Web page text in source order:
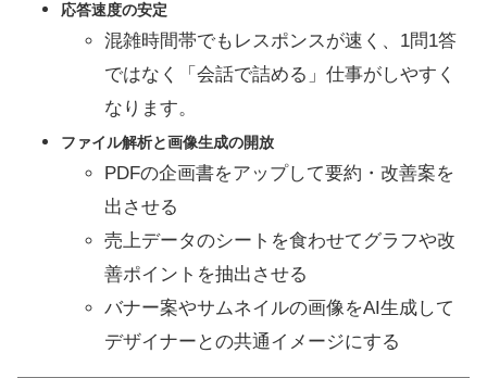
応答速度の安定
混雑時間帯でもレスポンスが速く、1問1答
ではなく「会話で詰める」仕事がしやすく
なります。
ファイル解析と画像生成の開放
PDFの企画書をアップして要約・改善案を
出させる
売上データのシートを食わせてグラフや改
善ポイントを抽出させる
バナー案やサムネイルの画像をAI生成して
デザイナーとの共通イメージにする